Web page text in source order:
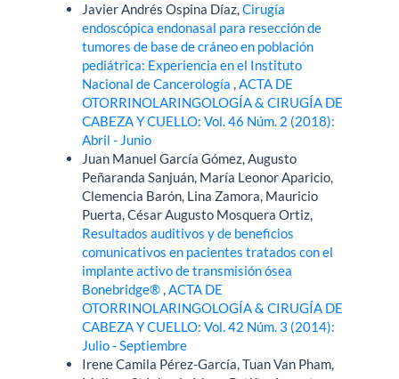
Javier Andrés Ospina Díaz,Cirugía
endoscópica endonasal para resección de
tumores de base de cráneo en población
pediátrica: Experiencia en el Instituto
Nacional de Cancerología,ACTA DE
OTORRINOLARINGOLOGÍA & CIRUGÍA DE
CABEZA Y CUELLO: Vol. 46 Núm. 2 (2018):
Abril - Junio
Juan Manuel García Gómez, Augusto
Peñaranda Sanjuán, María Leonor Aparicio,
Clemencia Barón, Lina Zamora, Mauricio
Puerta, César Augusto Mosquera Ortiz,
Resultados auditivos y de beneficios
comunicativos en pacientes tratados con el
implante activo de transmisión ósea
Bonebridge®,ACTA DE
OTORRINOLARINGOLOGÍA & CIRUGÍA DE
CABEZA Y CUELLO: Vol. 42 Núm. 3 (2014):
Julio - Septiembre
Irene Camila Pérez-García, Tuan Van Pham,